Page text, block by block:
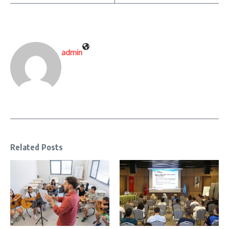
admin
Related Posts